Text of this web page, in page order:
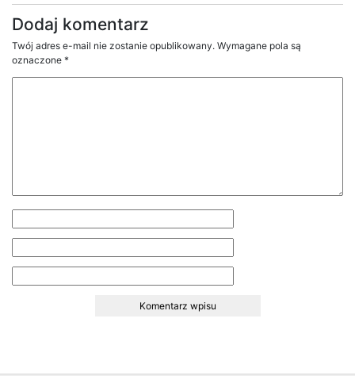
Dodaj komentarz
Twój adres e-mail nie zostanie opublikowany. Wymagane pola są
oznaczone *